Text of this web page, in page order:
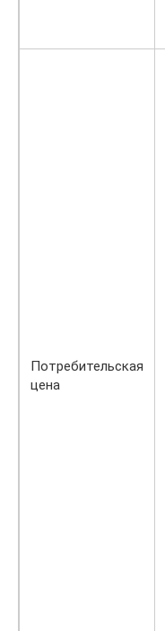
Потребительская
цена